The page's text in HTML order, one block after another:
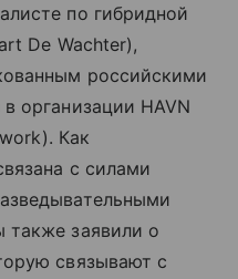
по гибридной
De Wachter),
российскими
организации HAVN
Как
с силами
также заявили о
связывают с